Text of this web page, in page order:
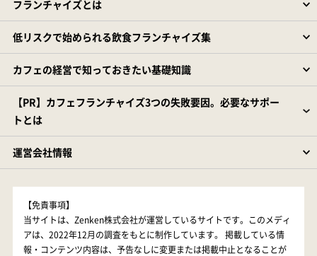
フランチャイズとは
低リスクで始められる飲食フランチャイズ集
カフェの経営で知っておきたい基礎知識
【PR】カフェフランチャイズ3つの失敗要因。必要なサポー
トとは
運営会社情報
【免責事項】
当サイトは、Zenken株式会社が運営しているサイトです。このメディ
アは、2022年12月の調査をもとに制作しています。 掲載している情
報・コンテンツ内容は、予告なしに変更または掲載中止となることが